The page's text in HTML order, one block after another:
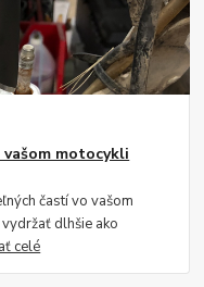
motocykli
častí vo vašom
dlhšie ako
celé